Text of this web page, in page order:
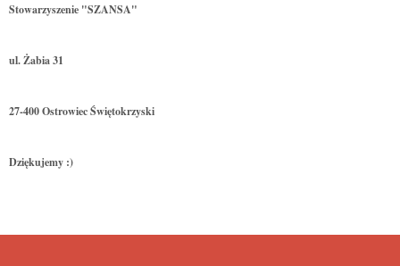
Stowarzyszenie "SZANSA"
ul. Żabia 31
27-400 Ostrowiec Świętokrzyski
Dziękujemy :)